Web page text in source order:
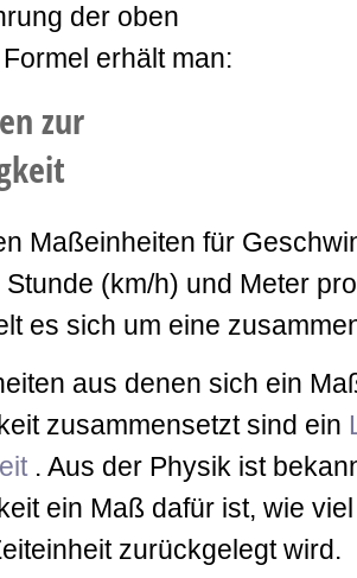
der oben
erhält man:
zur
Maßeinheiten für
(km/h) und Meter
es sich um eine
aus denen sich ein
zusammensetzt sind ein
. Aus der Physik ist
ein Maß dafür ist, wie
zurückgelegt wird.